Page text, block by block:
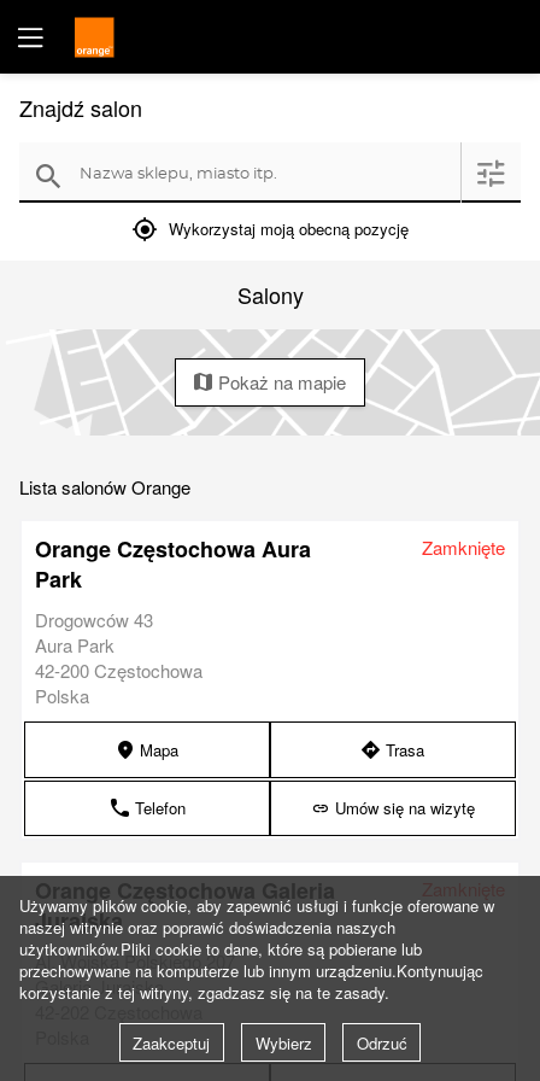
Znajdź salon
search Nazwa sklepu, miasto itp. filter
mylocation Wykorzystaj moją obecną pozycję
Salony
map Pokaż na mapie
Lista salonów Orange
Orange Częstochowa Aura
Park
Zamknięte
Drogowców 43
Aura Park
42-200 Częstochowa
Polska
marker Mapa direction Trasa
phone Telefon link Umów się na wizytę
Orange Częstochowa Galeria
Jurajska
Al. Wojska Polskiego 207
Galeria Jurajska
Używamy plików cookie, aby zapewnić usługi i funkcje oferowane w
naszej witrynie oraz poprawić doświadczenia naszych
użytkowników.Pliki cookie to dane, które są pobierane lub
przechowywane na komputerze lub innym urządzeniu.Kontynuując
korzystanie z tej witryny, zgadzasz się na te zasady.
Zaakceptuj Wybierz Odrzuć